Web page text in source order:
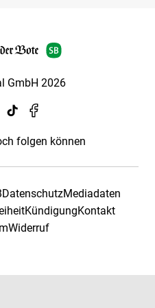
GmbH 2026
folgen können
DatenschutzMediadaten
KündigungKontakt
Widerruf